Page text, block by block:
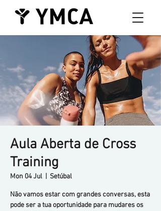
Aula Aberta de Cross
Training
Mon 04 Jul Setúbal
Não vamos estar com grandes conversas, esta
pode ser a tua oportunidade para mudares os